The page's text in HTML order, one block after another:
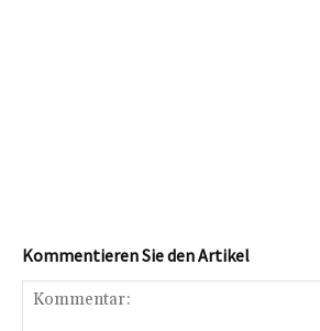
Kommentieren Sie den Artikel